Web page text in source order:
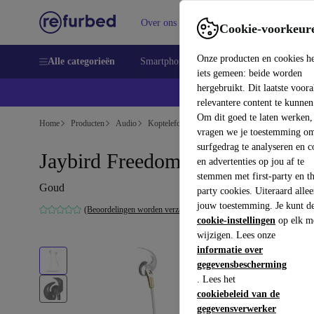
Cookie-
Onze producten en cookies
iets gemeen: beide worden
hergebruikt. Dit laatste
relevantere content te
Om dit goed te laten werken,
vragen we je toestemming
surfgedrag te analyseren en
en advertenties op jou af te
stemmen met first-party en
party cookies. Uiteraard
jouw toestemming. Je kunt
cookie-instellingen op elk
wijzigen. Lees onze
informatie over
gegevensbescherming
. Lees het
cookiebeleid van de
gegevensverwerker
Over ons Verkopen Support
Alle categorieën Smartphones Laptops Tablets
Home Producten Audio Koptelefoons
Jaybird Freedom F5
Goud
(Beoordelingen worden verzameld)